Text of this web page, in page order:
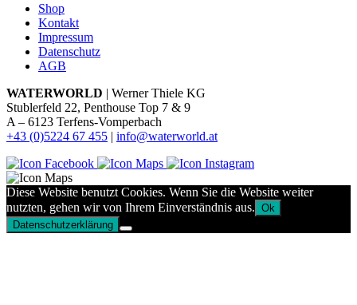
Shop
Kontakt
Impressum
Datenschutz
AGB
WATERWORLD | Werner Thiele KG
Stublerfeld 22, Penthouse Top 7 & 9
A – 6123 Terfens-Vomperbach
+43 (0)5224 67 455 | info@waterworld.at
Diese Website benutzt Cookies. Wenn Sie die Website weiter
nutzten, gehen wir von Ihrem Einverständnis aus. Ok
Datenschutzerklärung